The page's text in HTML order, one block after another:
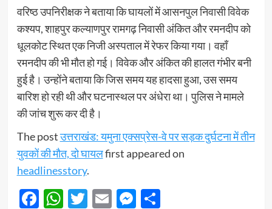
​वरिष्ठ उपनिरीक्षक ने बताया कि घायलों में आसनपुल निवासी विवेक
कश्यप, शाहपुर कल्याणपुर रामगढ़ निवासी अंकित और रमनदीप को
धूलकोट स्थित एक निजी अस्पताल में रेफर किया गया। वहाँ
रमनदीप की भी मौत हो गई। विवेक और अंकित की हालत गंभीर बनी
हुई है। उन्होंने बताया कि जिस समय यह हादसा हुआ, उस समय
बारिश हो रही थी और घटनास्थल पर अंधेरा था। पुलिस ने मामले
की जांच शुरू कर दी है।
The postउत्तराखंड: यमुना एक्सप्रेस-वे पर सड़क दुर्घटना में तीन
युवकों की मौत, दो घायलfirst appeared on
headlinesstory.
Facebook
WhatsApp
Twitter
EmailMessenger
Share